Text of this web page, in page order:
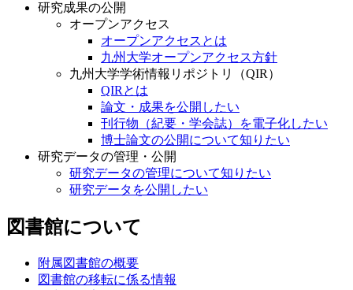
研究成果の公開
オープンアクセス
オープンアクセスとは
九州大学オープンアクセス方針
九州大学学術情報リポジトリ（QIR）
QIRとは
論文・成果を公開したい
刊行物（紀要・学会誌）を電子化したい
博士論文の公開について知りたい
研究データの管理・公開
研究データの管理について知りたい
研究データを公開したい
図書館について
附属図書館の概要
図書館の移転に係る情報